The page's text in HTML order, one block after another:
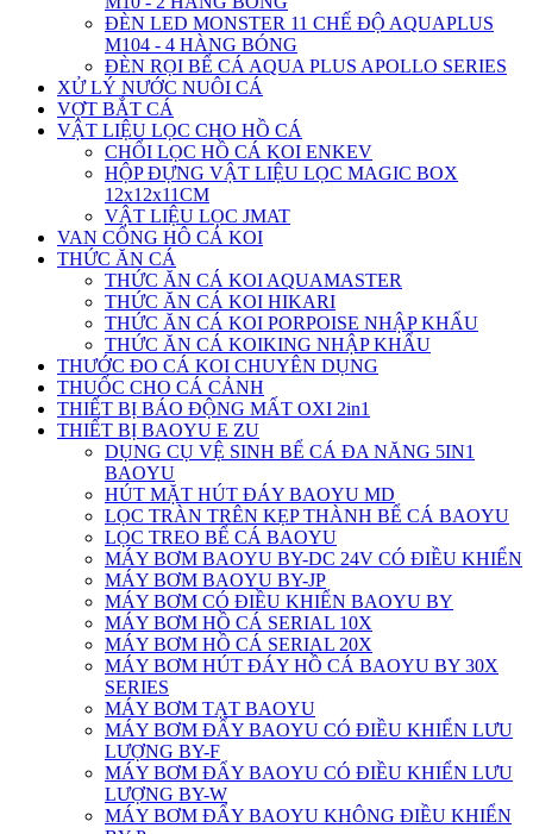
ĐÈN LED MONSTER 11 CHẾ ĐỘ AQUAPLUS
M104 - 4 HÀNG BÓNG
ĐÈN RỌI BỂ CÁ AQUA PLUS APOLLO SERIES
XỬ LÝ NƯỚC NUÔI CÁ
VỢT BẮT CÁ
VẬT LIỆU LỌC CHO HỒ CÁ
CHỔI LỌC HỒ CÁ KOI ENKEV
HỘP ĐỰNG VẬT LIỆU LỌC MAGIC BOX
12x12x11CM
VẬT LIỆU LỌC JMAT
VAN CỔNG HÔ CÁ KOI
THỨC ĂN CÁ
THỨC ĂN CÁ KOI AQUAMASTER
THỨC ĂN CÁ KOI HIKARI
THỨC ĂN CÁ KOI PORPOISE NHẬP KHẨU
THỨC ĂN CÁ KOIKING NHẬP KHẨU
THƯỚC ĐO CÁ KOI CHUYÊN DỤNG
THUỐC CHO CÁ CẢNH
THIẾT BỊ BÁO ĐỘNG MẤT OXI 2in1
THIẾT BỊ BAOYU E ZU
DỤNG CỤ VỆ SINH BỂ CÁ ĐA NĂNG 5IN1
BAOYU
HÚT MẶT HÚT ĐÁY BAOYU MD
LỌC TRÀN TRÊN KẸP THÀNH BỂ CÁ BAOYU
LỌC TREO BỂ CÁ BAOYU
MÁY BƠM BAOYU BY-DC 24V CÓ ĐIỀU KHIỂN
MÁY BƠM BAOYU BY-JP
MÁY BƠM CÓ ĐIỀU KHIỂN BAOYU BY
MÁY BƠM HỒ CÁ SERIAL 10X
MÁY BƠM HỒ CÁ SERIAL 20X
MÁY BƠM HÚT ĐÁY HỒ CÁ BAOYU BY 30X
SERIES
MÁY BƠM TẠT BAOYU
MÁY BƠM ĐẨY BAOYU CÓ ĐIỀU KHIỂN LƯU
LƯỢNG BY-F
MÁY BƠM ĐẨY BAOYU CÓ ĐIỀU KHIỂN LƯU
LƯỢNG BY-W
MÁY BƠM ĐẨY BAOYU KHÔNG ĐIỀU KHIỂN